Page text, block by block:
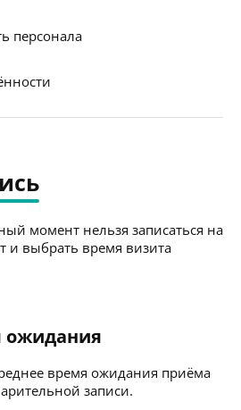
персонала
момент нельзя записаться на
и выбрать время визита
ожидания
время ожидания приёма
записи.